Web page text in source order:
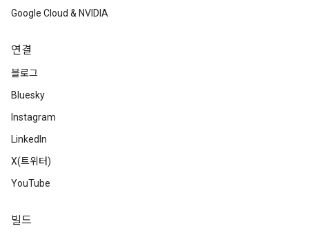
Google Cloud & NVIDIA
연결
블로그
Bluesky
Instagram
LinkedIn
X(트위터)
YouTube
빌드